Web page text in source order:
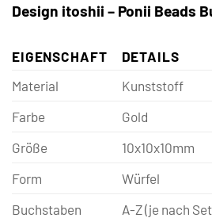
Design itoshii – Ponii Beads
EIGENSCHAFT
DETAILS
Material
Kunststoff
Farbe
Gold
Größe
10x10x10mm
Form
Würfel
Buchstaben
A-Z (je nach